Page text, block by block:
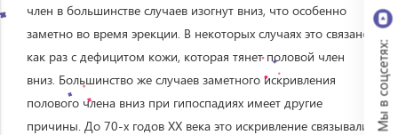
член в большинстве случаев изогнут вниз, что особенно
заметно во время эрекции. В некоторых случаях это связано
как раз с дефицитом кожи, которая тянет половой член
вниз. Большинство же случаев заметного искривления
полового члена вниз при гипоспадиях имеет другие
причины. До 70-х годов XX века это искривление связывали
Мы в соцсетях: